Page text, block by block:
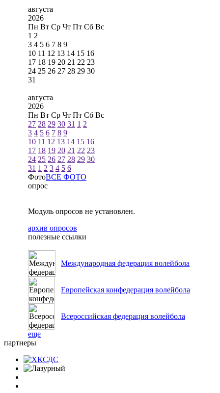
августа
2026
Пн Вт Ср Чт Пт Сб Вс
1 2
3 4 5 6 7 8 9
10 11 12 13 14 15 16
17 18 19 20 21 22 23
24 25 26 27 28 29 30
31
августа
2026
Пн Вт Ср Чт Пт Сб Вс
27 28 29 30 31 1 2
3 4 5 6 7 8 9
10 11 12 13 14 15 16
17 18 19 20 21 22 23
24 25 26 27 28 29 30
31 1 2 3 4 5 6
ФотоВСЕ ФОТО
опрос
Модуль опросов не установлен.
архив опросов
полезные ссылки
Международная федерация волейбола
Европейская конфедерация волейбола
Всероссийская федерация волейбола
еще
партнеры